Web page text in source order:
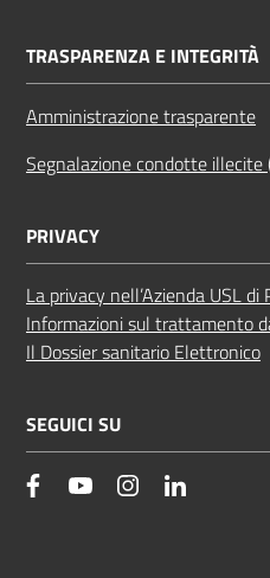
TRASPARENZA E INTEGRITÀ
Amministrazione trasparente
Segnalazione condotte
PRIVACY
La privacy nell’Azienda USL di
Informazioni sul trattamento
Il Dossier sanitario Elettronico
SEGUICI SU
facebookYouTube Instagram